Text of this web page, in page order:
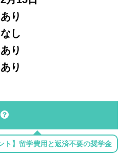
あり
なし
あり
あり
ト】留学費用と返済不要の奨学金